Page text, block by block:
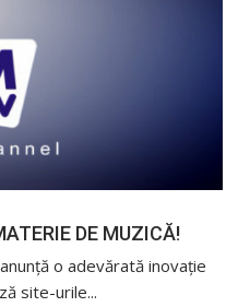
DE MUZICĂ!
o adevărată inovație
site-urile...